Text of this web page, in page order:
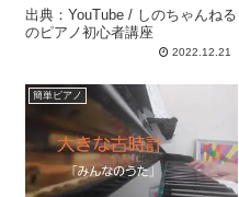
出典：YouTube / しのちゃんねる
のピアノ初心者講座
2022.12.21
簡単ピアノ